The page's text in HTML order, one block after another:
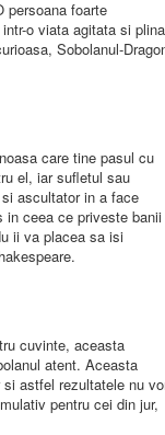
persoana foarte
o viata agitata si plina
Sobolanul-
care tine pasul cu
el, iar sufletul sau
ascultator in a face
in ceea ce priveste banii
ii va placea sa isi
cuvinte, aceasta
atent. Aceasta
astfel rezultatele nu
pentru cei din jur,